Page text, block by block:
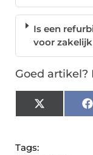
Is een
voor
Goed artikel?
X
(Twitter)
Tags: